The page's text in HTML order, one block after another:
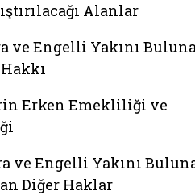
Alanlar
ve Engelli Yakını
Erken Emekliliği ve
ve Engelli Yakını
Diğer Haklar